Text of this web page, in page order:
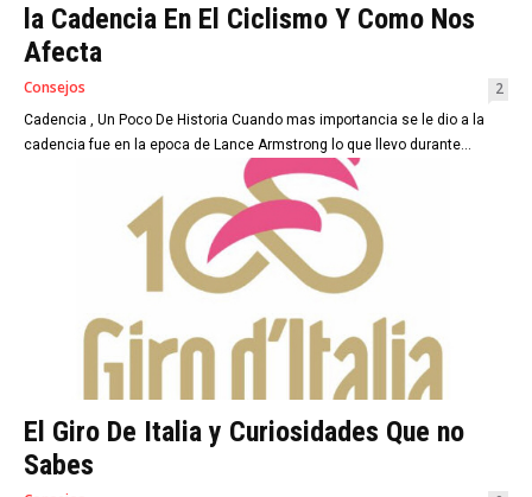
la Cadencia En El Ciclismo Y Como Nos
Afecta
Consejos 2
Cadencia , Un Poco De Historia Cuando mas importancia se le dio a la
cadencia fue en la epoca de Lance Armstrong lo que llevo durante...
El Giro De Italia y Curiosidades Que no
Sabes